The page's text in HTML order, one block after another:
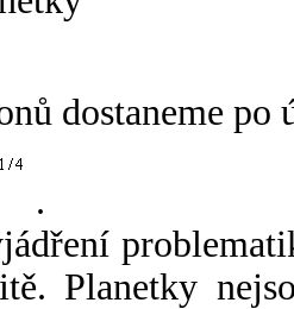
dostaneme po
.
Planetky